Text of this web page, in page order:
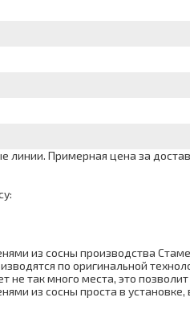
Примерная цена за
из сосны производства
по оригинальной
так много места, это
из сосны проста в